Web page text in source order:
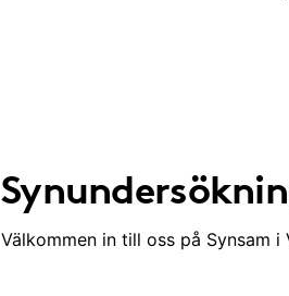
Välkommen in till oss på Synsam